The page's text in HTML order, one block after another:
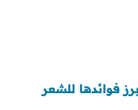
فوائدها للشعر